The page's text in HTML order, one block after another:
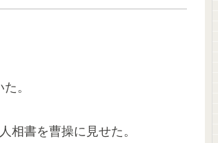
。
相書を曹操に見せた。